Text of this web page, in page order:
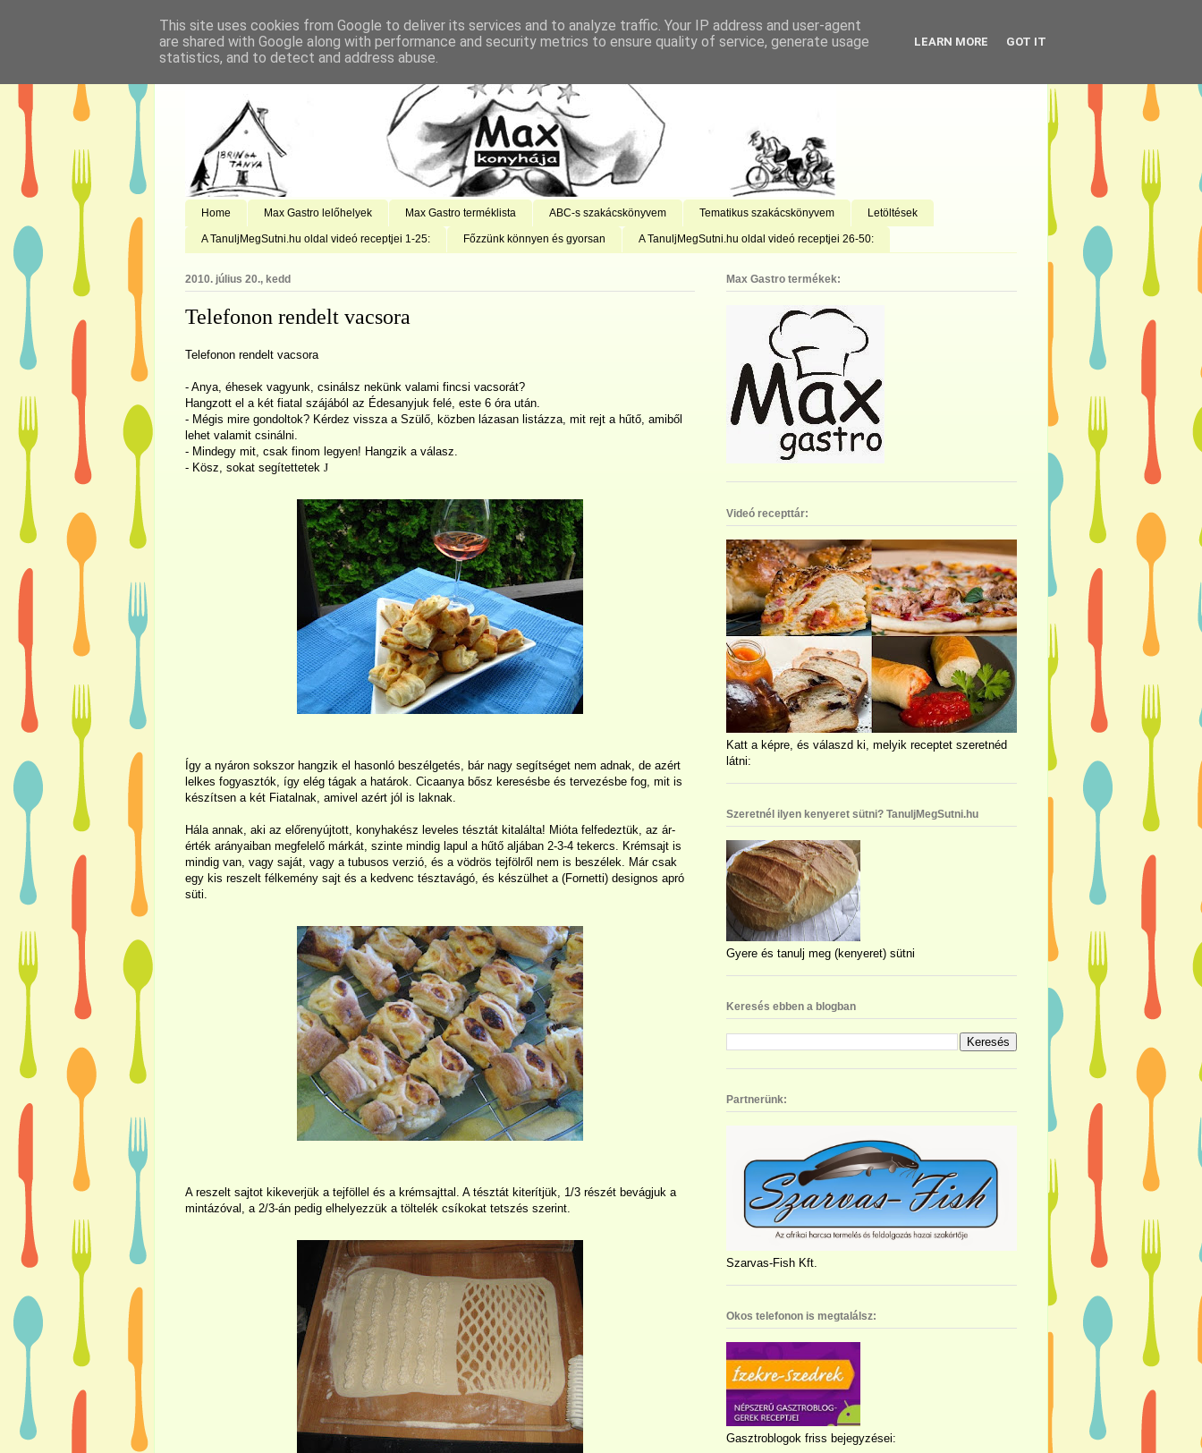
Home Max Gastro lelőhelyek Max Gastro terméklista ABC-s szakácskönyvem Tematikus szakácskönyvem Letöltések
A TanuljMegSutni.hu oldal videó receptjei 1-25: Főzzünk könnyen és gyorsan A TanuljMegSutni.hu oldal videó receptjei 26-50:
2010. július 20., kedd
Telefonon rendelt vacsora
Telefonon rendelt vacsora
- Anya, éhesek vagyunk, csinálsz nekünk valami fincsi vacsorát?
Hangzott el a két fiatal szájából az Édesanyjuk felé, este 6 óra után.
- Mégis mire gondoltok? Kérdez vissza a Szülő, közben lázasan listázza, mit rejt a hűtő, amiből
lehet valamit csinálni.
- Mindegy mit, csak finom legyen! Hangzik a válasz.
- Kösz, sokat segítettetek J
Így a nyáron sokszor hangzik el hasonló beszélgetés, bár nagy segítséget nem adnak, de azért
lelkes fogyasztók, így elég tágak a határok. Cicaanya bősz keresésbe és tervezésbe fog, mit is
készítsen a két Fiatalnak, amivel azért jól is laknak.
Hála annak, aki az előrenyújtott, konyhakész leveles tésztát kitalálta! Mióta felfedeztük, az ár-
érték arányaiban megfelelő márkát, szinte mindig lapul a hűtő aljában 2-3-4 tekercs. Krémsajt is
mindig van, vagy saját, vagy a tubusos verzió, és a vödrös tejfölről nem is beszélek. Már csak
egy kis reszelt félkemény sajt és a kedvenc tésztavágó, és készülhet a (Fornetti) designos apró
süti.
A reszelt sajtot kikeverjük a tejföllel és a krémsajttal. A tésztát kiterítjük, 1/3 részét bevágjuk a
mintázóval, a 2/3-án pedig elhelyezzük a töltelék csíkokat tetszés szerint.
Max Gastro termékek:
Videó recepttár:
Katt a képre, és válaszd ki, melyik receptet szeretnéd
látni:
Szeretnél ilyen kenyeret sütni? TanuljMegSutni.hu
Gyere és tanulj meg (kenyeret) sütni
Keresés ebben a blogban
Partnerünk:
Szarvas-Fish Kft.
Okos telefonon is megtalálsz:
Gasztroblogok friss bejegyzései:
This site uses cookies from Google to deliver its services and to analyze traffic. Your IP address and user-agent
are shared with Google along with performance and security metrics to ensure quality of service, generate usage
statistics, and to detect and address abuse.
LEARN MORE GOT IT